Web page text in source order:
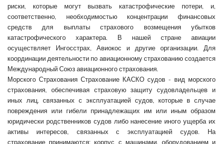
риски, которые могут вызвать катастрофические потери, и,
соответственно, необходимостью концентрации финансовых
средств для выплаты страхового возмещения убытков
катастрофического характера. В нашей стране авиации
осуществляет Ингосстрах, Авиокос и другие организации. Для
координации деятельности по авиационному страхованию создается
Международный Союз авиационного страхования.
Морского Страхования Страхование КАСКО судов - вид морского
страхования, обеспечивая страховую защиту судовладельцев и
иных лиц, связанных с эксплуатацией судов, которые в случае
повреждения или гибели принадлежащих им или иным образом
юридически родственников судов либо нанесение иного ущерба их
активы интересов, связанных с эксплуатацией судов. На
страхование принимаются: корпус с машинами, оборудованием и